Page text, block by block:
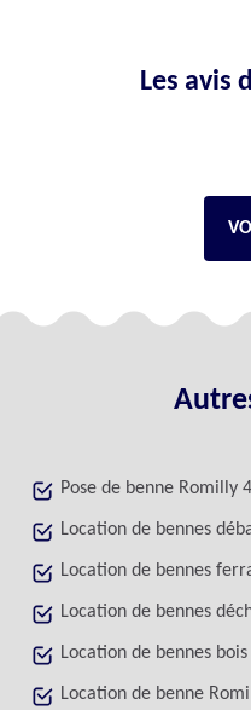
Les avis
Pose de benne Romilly
Location de bennes
Location de bennes
Location de bennes
Location de bennes
Location de benne